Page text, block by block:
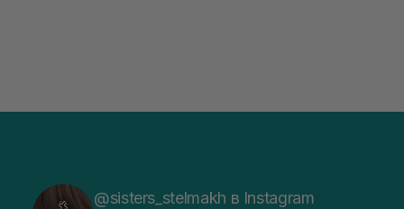
@sisters_stelmakh в Instagram